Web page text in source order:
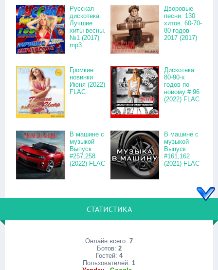
Русская
дискотека.
Лучшие
хиты весны.
№1 (2017)
mp3
Дворовые
песни. 130
хитов. 60-70-
80 годов
2017 (2017)
Громкие
новинки
Июня (2022)
FLAC
Дискотека
80-90-х
годов по-
новому # 96
(2022) FLAC
В машине с
музыкой
Выпуск
#257,258
(2022) FLAC
В машине с
музыкой
Выпуск
#161,162
(2021) FLAC
СТАТИСТИКА
Онлайн всего: 7
Ботов: 2
Гостей: 4
Пользователей: 1